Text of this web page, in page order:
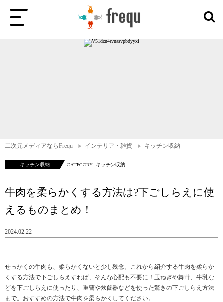
二次元メディアならFrequ インテリア・雑貨 キッチン収納
キッチン収納 CATEGORY | キッチン収納
牛肉を柔らかくする方法は?下ごしらえに使
えるものまとめ！
2024.02.22
せっかくの牛肉も、柔らかくないと少し残念。これから紹介する牛肉を柔らか
くする方法で下ごしらえすれば、そんな心配も不要に！玉ねぎや舞茸、牛乳な
どを下ごしらえに使ったり、重曹や炊飯器などを使った驚きの下ごしらえ方法
まで。おすすめの方法で牛肉を柔らかくしてください。